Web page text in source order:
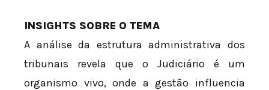
INSIGHTS SOBRE O TEMA
A análise da estrutura administrativa dos
tribunais revela que o Judiciário é um
organismo vivo, onde a gestão influencia